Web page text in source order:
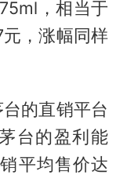
，相当于
，涨幅同样
的直销平台
台的盈利能
平均售价达